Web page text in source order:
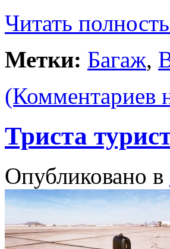
Читать
Метки: Багаж,
(Комментариев
Триста
Опубликовано в